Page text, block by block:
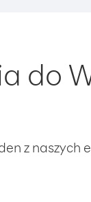
do
z